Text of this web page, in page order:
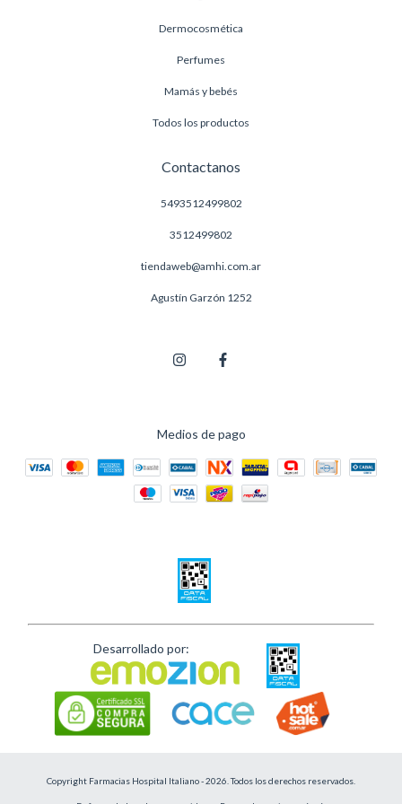
Dermocosmética
Perfumes
Mamás y bebés
Todos los productos
Contactanos
5493512499802
3512499802
tiendaweb@amhi.com.ar
Agustín Garzón 1252
Medios de pago
Desarrollado por:
Copyright Farmacias Hospital Italiano - 2026. Todos los derechos reservados.